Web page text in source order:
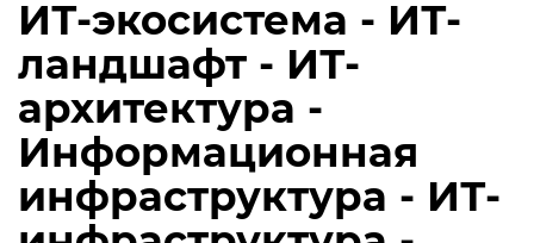
ИТ-экосистема - ИТ-
ландшафт - ИТ-
архитектура -
Информационная
инфраструктура - ИТ-